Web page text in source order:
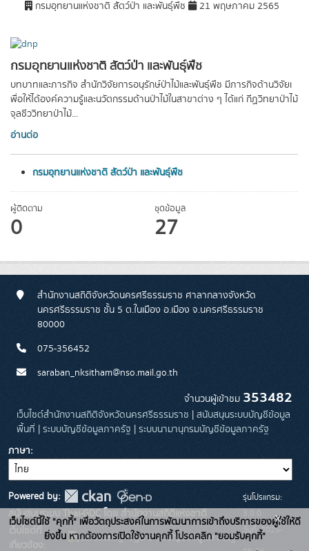
กรมอุทยานแห่งชาติ สัตว์ป่า และพันธุ์พืช
บทบาทและภารกิจ สำนักวิจัยการอนุรักษ์ป่าไม้และพันธุ์พืช มีภารกิจด้านวิจัยเ
พื่อให้ได้องค์ความรู้และนวัตกรรมด้านป่าไม้ในสาขาต่าง ๆ ได้แก่ กีฏวิทยาป่าไม้
จุลชีววิทยาป่าไม้...
อ่านต่อ
กรมอุทยานแห่งชาติ สัตว์ป่า และพันธุ์พืช
ผู้ติดตาม
0
ชุดข้อมูล
27
กรมอุทยานแห่งชาติ สัตว์ป่า และพันธุ์พืช 21 พฤษภาคม 2565
สำนักงานสถิติจังหวัดนครศรีธรรมราช ศาลากลางจังหวัด
นครศรีธรรมราช ชั้น 5 ต.ในเมือง อ.เมือง จ.นครศรีธรรมราช
80000
075-356452
saraban_nksitham@nso.mail.go.th
จำนวนผู้เข้าชม 353482
เว็บไซต์สำนักงานสถิติจังหวัดนครศรีธรรมราช | สนับสนุนระบบบัญชีข้อมูล
พื้นที่ | ระบบบัญชีข้อมูลภาครัฐ | ระบบนามานุกรมบัญชีข้อมูลภาครัฐ
ภาษา
Powered by:
สนับสนุนระบบ Thai-GDC โดย สำนักงานสถิติแห่งชาติ
เว็บไซต์ที่
เกี่ยวข้อง:
ระบบบัญชีข้อมูลภาครัฐ
รุ่นโปรแกรม:
3.0.0
วันที่: 2025-
เว็บไซต์นี้ใช้ "คุกกี้" เพื่อวัตถุประสงค์ในการพัฒนาการเข้าถึงบริการของผู้ใช้ให้ดี
ยิ่งขึ้น หากต้องการเปิดใช้งานคุกกี้ โปรดคลิก "ยอมรับคุกกี้"
x